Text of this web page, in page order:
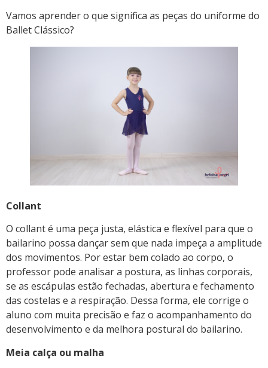
Vamos aprender o que significa as peças do uniforme do
Ballet Clássico?
Collant
O collant é uma peça justa, elástica e flexível para que o
bailarino possa dançar sem que nada impeça a amplitude
dos movimentos. Por estar bem colado ao corpo, o
professor pode analisar a postura, as linhas corporais,
se as escápulas estão fechadas, abertura e fechamento
das costelas e a respiração. Dessa forma, ele corrige o
aluno com muita precisão e faz o acompanhamento do
desenvolvimento e da melhora postural do bailarino.
Meia calça ou malha